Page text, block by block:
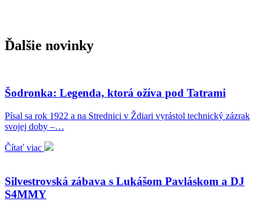
Ďalšie novinky
Šodronka: Legenda, ktorá ožíva pod Tatrami
Písal sa rok 1922 a na Strednici v Ždiari vyrástol technický zázrak
svojej doby –…
Čítať viac
Silvestrovská zábava s Lukášom Pavláskom a DJ
S4MMY